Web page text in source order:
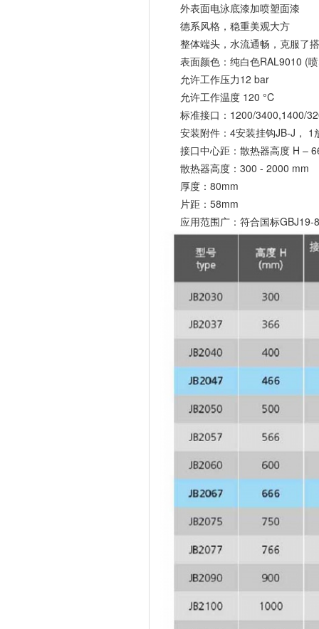
外表面电泳底漆加喷塑面漆
德系风格，稳重美观大方
整体端头，水流通畅，克服了
表面颜色：纯白色RAL9010 (
允许工作压力12 bar
允许工作温度 120 °C
标准接口：1200/3400,1400/
安装附件：4安装挂钩JB-J， 1
接口中心距：散热器高度 H –
散热器高度：300 - 2000 mm
厚度：80mm
片距：58mm
应用范围广：符合国标GBJ19-